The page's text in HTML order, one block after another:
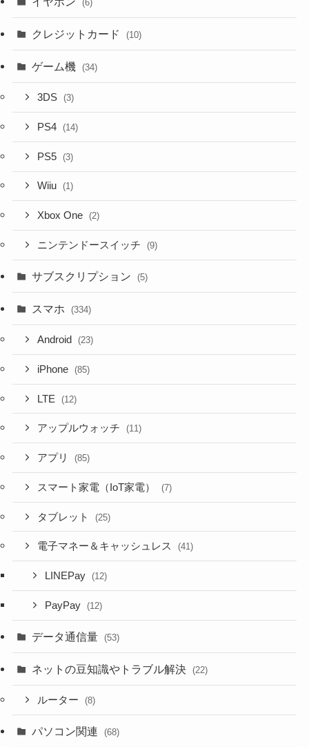
(6)
クレジットカード (10)
ゲーム機 (34)
3DS (3)
PS4 (14)
PS5 (3)
Wiiu (1)
Xbox One (2)
ニンテンドースイッチ (9)
サブスクリプション (5)
スマホ (334)
Android (23)
iPhone (85)
LTE (12)
アップルウォッチ (11)
アプリ (85)
スマート家電（IoT家電） (7)
タブレット (25)
電子マネー＆キャッシュレス (41)
LINEPay (12)
PayPay (12)
データ通信量 (53)
ネットの豆知識やトラブル解決 (22)
ルーター (8)
パソコン関連 (68)